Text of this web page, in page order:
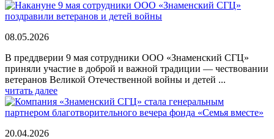
08.05.2026
В преддверии 9 мая сотрудники ООО «Знаменский СГЦ»
приняли участие в доброй и важной традиции — чествовании
ветеранов Великой Отечественной войны и детей ...
читать далее
20.04.2026